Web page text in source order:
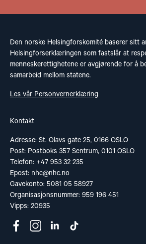
Den norske Helsingforskomité baserer sitt
Helsingforserklæringen som fastslår at
menneskerettighetene er avgjørende for å
samarbeid mellom statene.
Les vår Personvernerklæring
Kontakt
Adresse: St. Olavs gate 25, 0166 OSLO
Post: Postboks 357 Sentrum, 0101 OSLO
Telefon: +47 953 32 235
Epost: nhc@nhc.no
Gavekonto: 5081 05 58927
Organisasjonsnummer: 959 196 451
Vipps: 20935